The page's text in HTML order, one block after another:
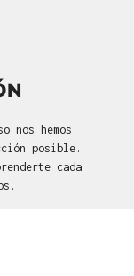
nos hemos
posible.
cada